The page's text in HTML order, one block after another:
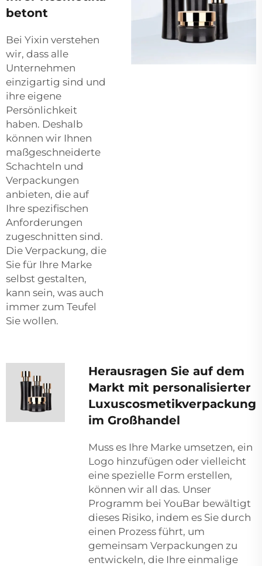
betont
Bei Yixin verstehen
wir, dass alle
Unternehmen
einzigartig sind und
ihre eigene
Persönlichkeit
haben. Deshalb
können wir Ihnen
maßgeschneiderte
Schachteln und
Verpackungen
anbieten, die auf
Ihre spezifischen
Anforderungen
zugeschnitten sind.
Die Verpackung, die
Sie für Ihre Marke
selbst gestalten,
kann sein, was auch
immer zum Teufel
Sie wollen.
Herausragen Sie auf dem
Markt mit personalisierter
Luxuscosmetikverpackung
im Großhandel
Muss es Ihre Marke umsetzen, ein
Logo hinzufügen oder vielleicht
eine spezielle Form erstellen,
können wir all das. Unser
Programm bei YouBar bewältigt
dieses Risiko, indem es Sie durch
einen Prozess führt, um
gemeinsam Verpackungen zu
entwickeln, die Ihre einmalige